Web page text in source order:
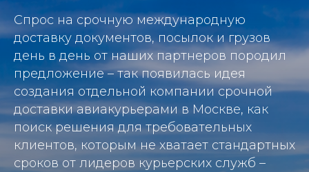
Спрос на срочную международную
доставку документов, посылок и грузов
день в день от наших партнеров породил
предложение – так появилась идея
создания отдельной компании срочной
доставки авиакурьерами в Москве, как
поиск решения для требовательных
клиентов, которым не хватает стандартных
сроков от лидеров курьерских служб –